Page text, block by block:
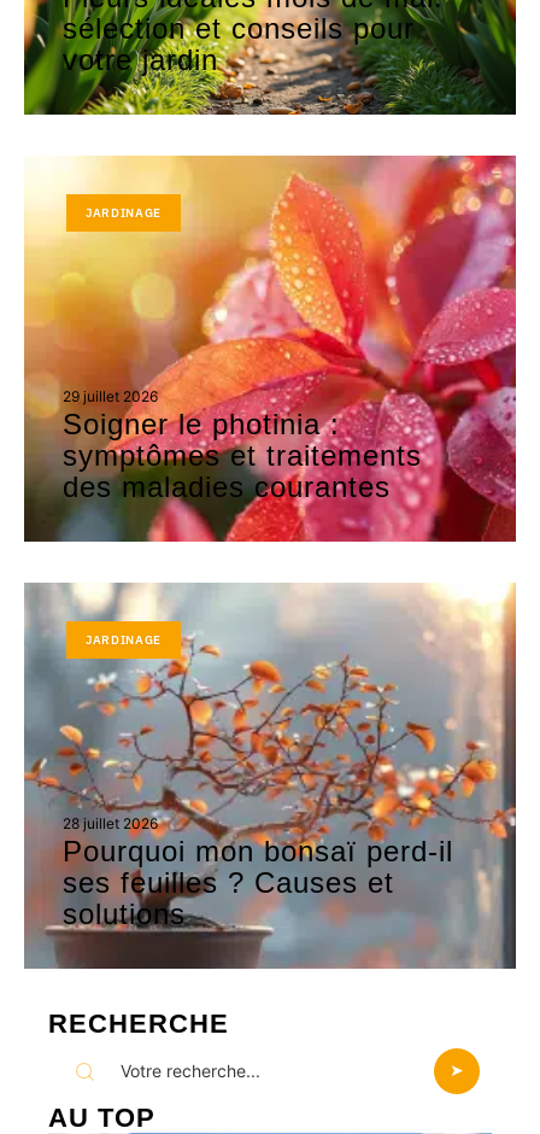
sélection et conseils pour
votre jardin
JARDINAGE
29 juillet 2026
Soigner le photinia :
symptômes et traitements
des maladies courantes
JARDINAGE
28 juillet 2026
Pourquoi mon bonsaï perd-il
ses feuilles ? Causes et
solutions
RECHERCHE
AU TOP